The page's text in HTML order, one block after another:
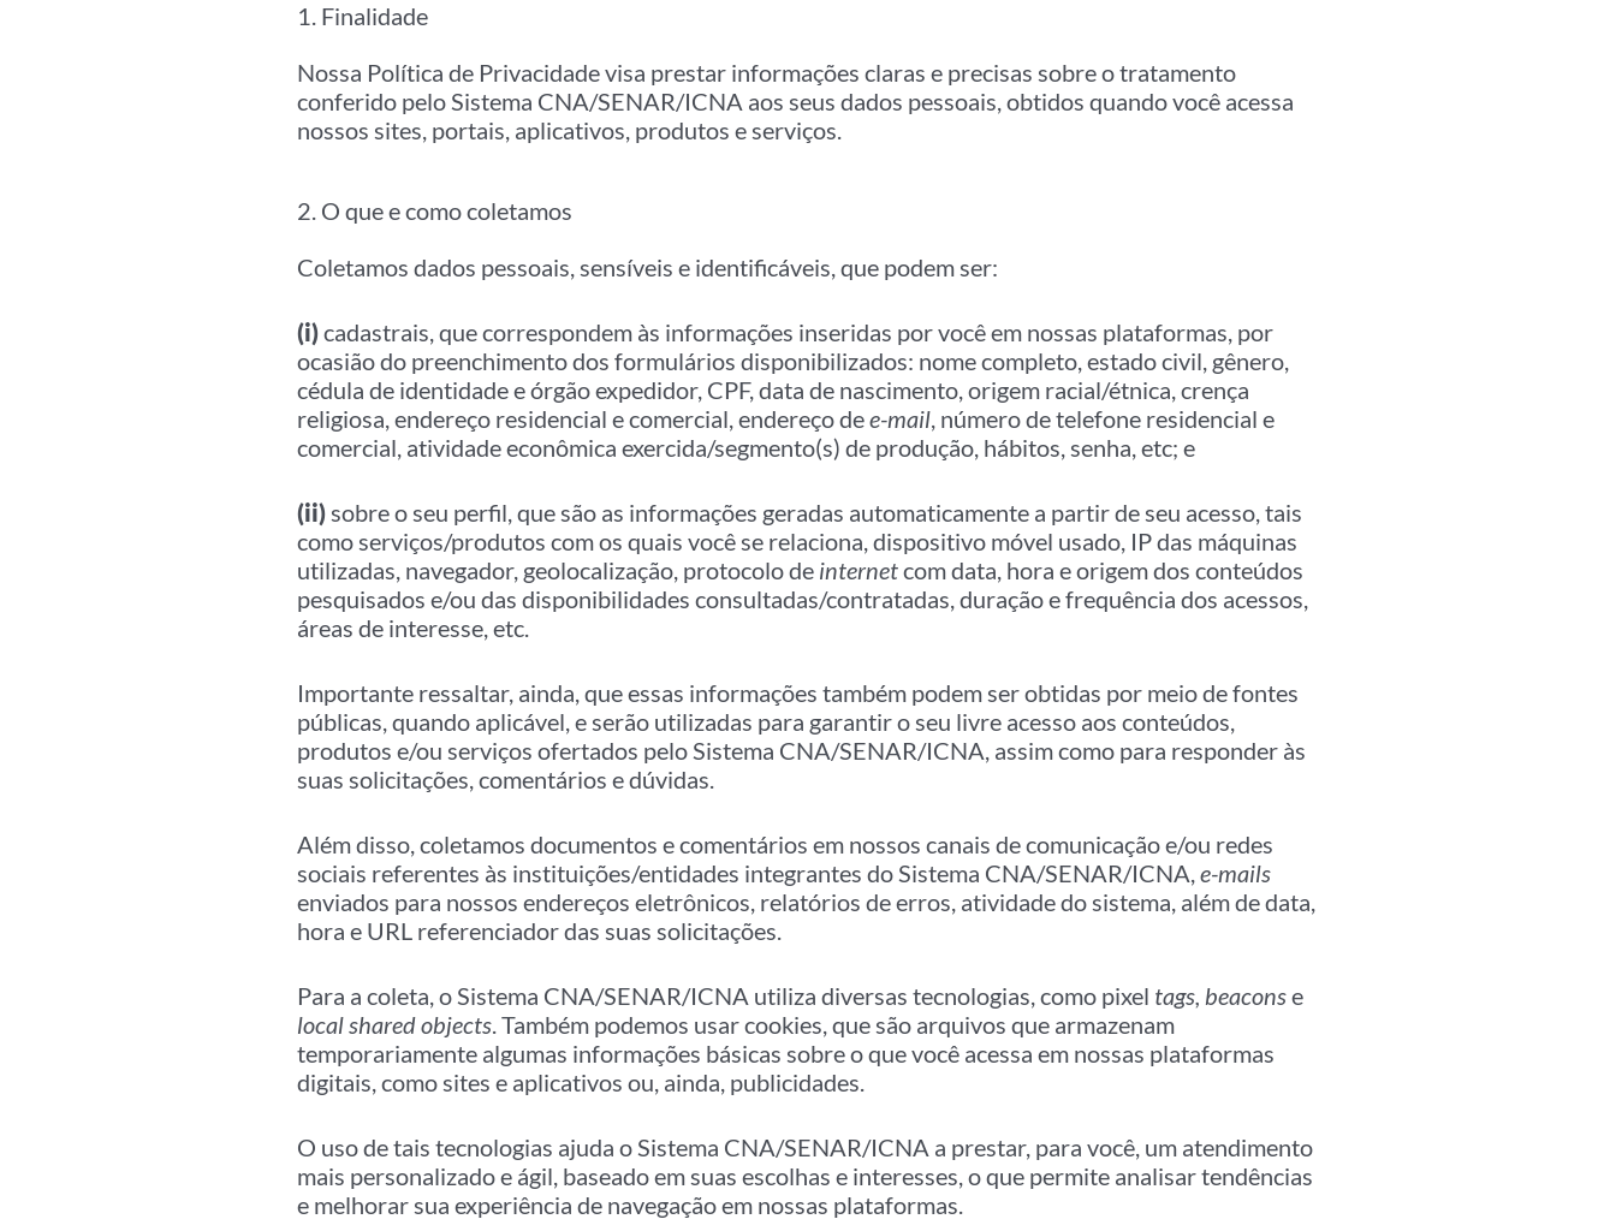
1. Finalidade
Nossa Política de Privacidade visa prestar informações claras e precisas sobre o tratamento
conferido pelo Sistema CNA/SENAR/ICNA aos seus dados pessoais, obtidos quando você acessa
nossos sites, portais, aplicativos, produtos e serviços.
2. O que e como coletamos
Coletamos dados pessoais, sensíveis e identificáveis, que podem ser:
(i)cadastrais, que correspondem às informações inseridas por você em nossas plataformas, por
ocasião do preenchimento dos formulários disponibilizados: nome completo, estado civil, gênero,
cédula de identidade e órgão expedidor, CPF, data de nascimento, origem racial/étnica, crença
religiosa, endereço residencial e comercial, endereço dee-mail, número de telefone residencial e
comercial, atividade econômica exercida/segmento(s) de produção, hábitos, senha, etc; e
(ii)sobre o seu perfil, que são as informações geradas automaticamente a partir de seu acesso, tais
como serviços/produtos com os quais você se relaciona, dispositivo móvel usado, IP das máquinas
utilizadas, navegador, geolocalização, protocolo de internetcom data, hora e origem dos conteúdos
pesquisados e/ou das disponibilidades consultadas/contratadas, duração e frequência dos acessos,
áreas de interesse, etc.
Importante ressaltar, ainda, que essas informações também podem ser obtidas por meio de fontes
públicas, quando aplicável, e serão utilizadas para garantir o seu livre acesso aos conteúdos,
produtos e/ou serviços ofertados pelo Sistema CNA/SENAR/ICNA, assim como para responder às
suas solicitações, comentários e dúvidas.
Além disso, coletamos documentos e comentários em nossos canais de comunicação e/ou redes
sociais referentes às instituições/entidades integrantes do Sistema CNA/SENAR/ICNA,e-mails
enviados para nossos endereços eletrônicos, relatórios de erros, atividade do sistema, além de data,
hora e URL referenciador das suas solicitações.
Para a coleta, o Sistema CNA/SENAR/ICNA utiliza diversas tecnologias, como pixel tags, beaconse
local shared objects. Também podemos usar cookies, que são arquivos que armazenam
temporariamente algumas informações básicas sobre o que você acessa em nossas plataformas
digitais, como sites e aplicativos ou, ainda, publicidades.
O uso de tais tecnologias ajuda o Sistema CNA/SENAR/ICNA a prestar, para você, um atendimento
mais personalizado e ágil, baseado em suas escolhas e interesses, o que permite analisar tendências
e melhorar sua experiência de navegação em nossas plataformas.